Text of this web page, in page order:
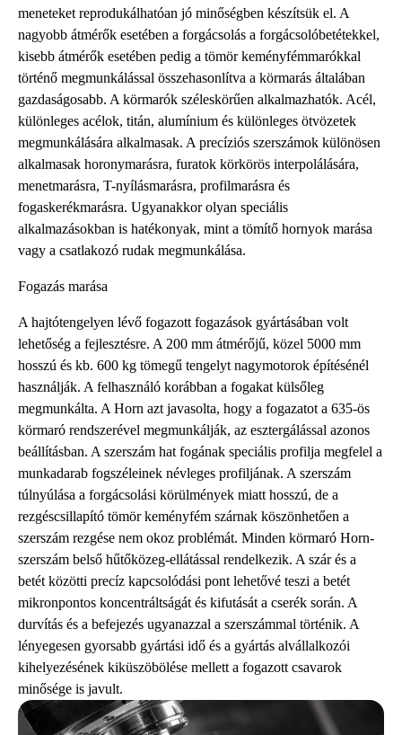
meneteket reprodukálhatóan jó minőségben készítsük el. A
nagyobb átmérők esetében a forgácsolás a forgácsolóbetétekkel,
kisebb átmérők esetében pedig a tömör keményfémmarókkal
történő megmunkálással összehasonlítva a körmarás általában
gazdaságosabb. A körmarók széleskörűen alkalmazhatók. Acél,
különleges acélok, titán, alumínium és különleges ötvözetek
megmunkálására alkalmasak. A precíziós szerszámok különösen
alkalmasak horonymarásra, furatok körkörös interpolálására,
menetmarásra, T-nyílásmarásra, profilmarásra és
fogaskerékmarásra. Ugyanakkor olyan speciális
alkalmazásokban is hatékonyak, mint a tömítő hornyok marása
vagy a csatlakozó rudak megmunkálása.
Fogazás marása
A hajtótengelyen lévő fogazott fogazások gyártásában volt
lehetőség a fejlesztésre. A 200 mm átmérőjű, közel 5000 mm
hosszú és kb. 600 kg tömegű tengelyt nagymotorok építésénél
használják. A felhasználó korábban a fogakat külsőleg
megmunkálta. A Horn azt javasolta, hogy a fogazatot a 635-ös
körmaró rendszerével megmunkálják, az esztergálással azonos
beállításban. A szerszám hat fogának speciális profilja megfelel a
munkadarab fogszéleinek névleges profiljának. A szerszám
túlnyúlása a forgácsolási körülmények miatt hosszú, de a
rezgéscsillapító tömör keményfém szárnak köszönhetően a
szerszám rezgése nem okoz problémát. Minden körmaró Horn-
szerszám belső hűtőközeg-ellátással rendelkezik. A szár és a
betét közötti precíz kapcsolódási pont lehetővé teszi a betét
mikronpontos koncentráltságát és kifutását a cserék során. A
durvítás és a befejezés ugyanazzal a szerszámmal történik. A
lényegesen gyorsabb gyártási idő és a gyártás alvállalkozói
kihelyezésének kiküszöbölése mellett a fogazott csavarok
minősége is javult.